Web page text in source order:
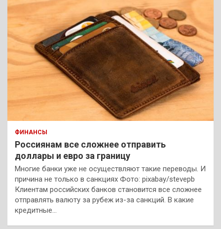
ФИНАНСЫ
Россиянам все сложнее отправить
доллары и евро за границу
Многие банки уже не осуществляют такие переводы. И
причина не только в санкциях Фото: pixabay/stevepb
Клиентам российских банков становится все сложнее
отправлять валюту за рубеж из-за санкций. В какие
кредитные…